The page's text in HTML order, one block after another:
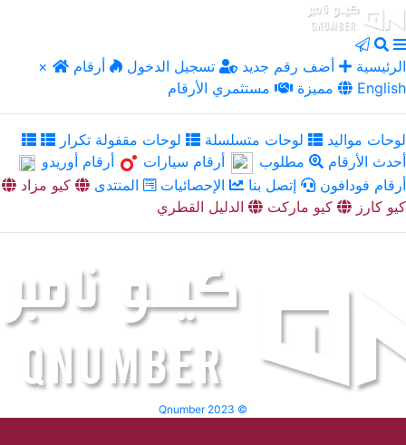
× الرئيسية أضف رقم جديد تسجيل الدخول
أرقام
مميزة
مستثمري الأرقام English
لوحات مواليد لوحات متسلسلة
لوحات مقفولة تكرار
أحدث الأرقام
مطلوب أرقام سيارات
أرقام أوريدو
أرقام فودافون
إتصل بنا الإحصائيات المنتدى
كيو مزاد
كيو كارز
كيو ماركت الدليل القطري
Qnumber 2023 ©